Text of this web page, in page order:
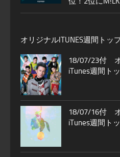
オリジナルITUNES週間トッ
18/07/23付
iTunes週間ト
18/07/16付
iTunes週間ト